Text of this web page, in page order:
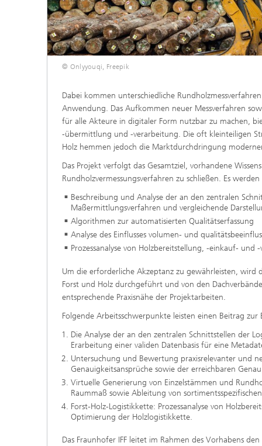
© Onlyyouqi, Freepik
Dabei kommen unterschiedliche
Anwendung. Das Aufkommen neuer Messverfahren
für alle Akteure in digitaler Form nutzbar zu machen,
-übermittlung und -verarbeitung. Die oft kleinteiligen
Holz hemmen jedoch die Marktdurchdringung
Das Projekt verfolgt das Gesamtziel, vorhandene
Rundholzvermessungsverfahren zu schließen. Es
Beschreibung und Analyse der an den zentralen
Maßermittlungsverfahren und vergleichende
Algorithmen zur automatisierten Qualitätserfassung
Analyse des Einflusses volumen- und
Prozessanalyse von Holzbereitstellung, -einkauf-
Um die erforderliche Akzeptanz zu gewährleisten, wird
Forst und Holz durchgeführt und von den
entsprechende Praxisnähe der Projektarbeiten.
Folgende Arbeitsschwerpunkte leisten einen Beitrag zur
Die Analyse der an den zentralen Schnittstellen der
Erarbeitung einer validen Datenbasis für eine
Untersuchung und Bewertung praxisrelevanter und
Genauigkeitsansprüche sowie der erreichbaren
Virtuelle Generierung von Einzelstämmen und
Raummaß sowie Ableitung von
Forst-Holz-Logistikkette: Prozessanalyse von
Optimierung der Holzlogistikkette.
Das Fraunhofer IFF leitet im Rahmen des Vorhabens